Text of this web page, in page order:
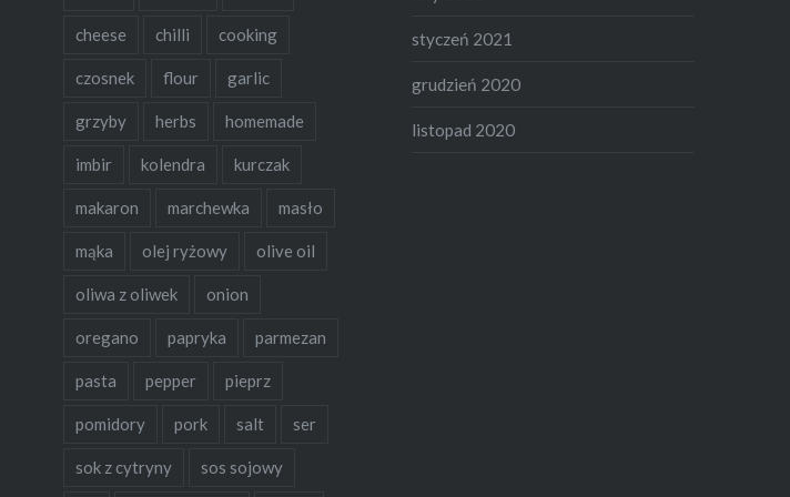
cheese chilli cooking
czosnek flour garlic
grzyby herbs homemade
imbir kolendra kurczak
makaron marchewka masło
mąka olej ryżowy olive oil
oliwa z oliwek onion
oregano papryka parmezan
pasta pepper pieprz
pomidory pork salt ser
sok z cytryny sos sojowy
styczeń 2021
grudzień 2020
listopad 2020